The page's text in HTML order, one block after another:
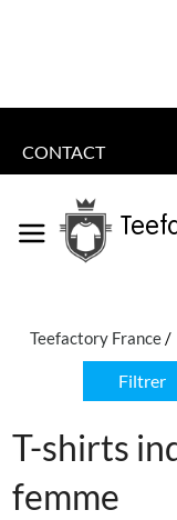
CONTACT
Teefactory France
Filtrer
T-shirts
femme